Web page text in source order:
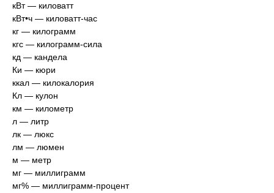
кВт — киловатт
кВт•ч — киловатт-час
кг — килограмм
кгс — килограмм-сила
кд — кандела
Ки — кюри
ккал — килокалория
Кл — кулон
км — километр
л — литр
лк — люкс
лм — люмен
м — метр
мг — миллиграмм
мг% — миллиграмм-процент